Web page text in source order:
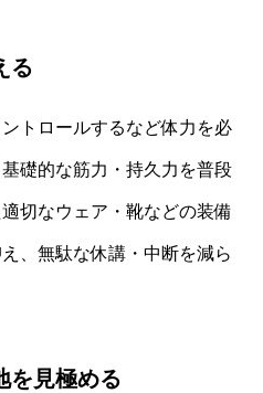
る
トロールするなど体力を必
礎的な筋力・持久力を普段
切なウェア・靴などの装備
、無駄な休講・中断を減ら
を見極める